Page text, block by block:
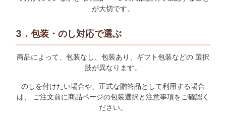
が大切です。
3．包装・のし対応で選ぶ
商品によって、包装なし、包装あり、ギフト包装などの 選択
肢が異なります。
のしを付けたい場合や、正式な贈答品として利用する場合
は、 ご注文前に商品ページの包装選択と注意事項をご確認く
ださい。